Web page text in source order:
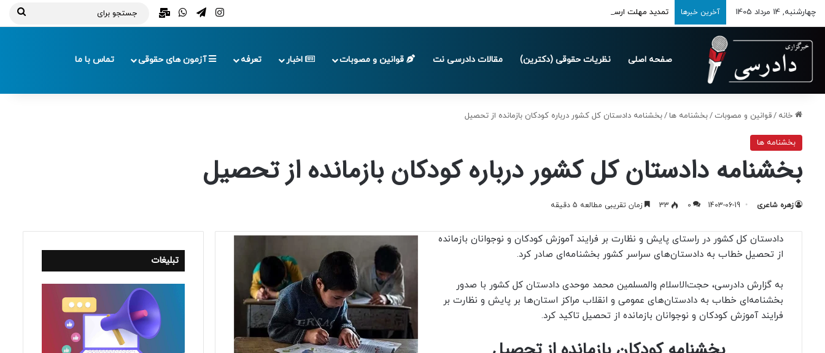
چهارشنبه, 14 مرداد 1405 آخرین خبرها تمدید مهلت ارسال اظهارنامه‌های مالیاتی تا پایان تابستان 1405 اینستاگرام
تلگرامواتس آپ
ایمیل
صفحه اصلی نظریات حقوقی (دکترین) مقالات دادرسی نت قوانین و مصوبات اخبار تعرفه آزمون های حقوقی تماس با ما
خانه /قوانین و مصوبات /بخشنامه ها /بخشنامه دادستان کل کشور درباره کودکان بازمانده از تحصیل
بخشنامه ها
بخشنامه دادستان کل کشور درباره کودکان بازمانده از تحصیل
زهره شاعری 1403-06-19
0
33 زمان تقریبی مطالعه 5 دقیقه
دادستان کل کشور در راستای پایش و نظارت بر فرایند آموزش کودکان و نوجوانان بازمانده
از تحصیل خطاب به دادستان‌های سراسر کشور بخشنامه‌ای صادر کرد.
به گزارش دادرسی، حجت‌الاسلام والمسلمین محمد موحدی دادستان کل کشور با صدور
بخشنامه‌ای خطاب به دادستان‌های عمومی و انقلاب مراکز استان‌ها بر پایش و نظارت بر
فرایند آموزش کودکان و نوجوانان بازمانده از تحصیل تاکید کرد.
تبلیغات